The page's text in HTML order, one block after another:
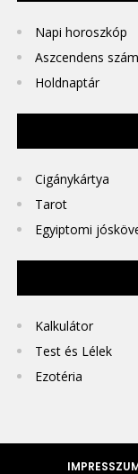
Napi horoszkóp
Aszcendens
Holdnaptár
Cigánykártya
Tarot
Egyiptomi
Kalkulátor
Test és Lélek
Ezotéria